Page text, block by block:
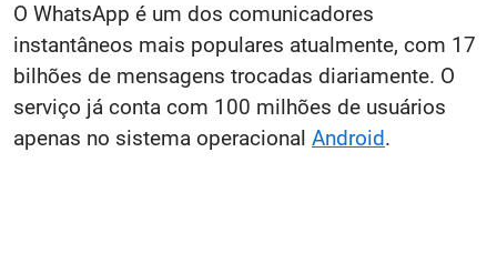
O WhatsApp é um dos comunicadores
instantâneos mais populares atualmente, com 17
bilhões de mensagens trocadas diariamente. O
serviço já conta com 100 milhões de usuários
apenas no sistema operacional Android.